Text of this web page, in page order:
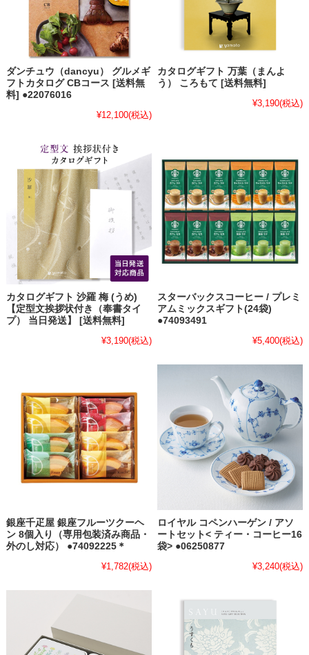
ダンチュウ（dancyu） グルメギ
フトカタログ CBコース [送料無
料] ●22076016
¥12,100(税込)
カタログギフト 万葉（まんよ
う） ころもて [送料無料]
¥3,190(税込)
カタログギフト 沙羅 梅 (うめ)
【定型文挨拶状付き（奉書タイ
プ） 当日発送】 [送料無料]
¥3,190(税込)
スターバックスコーヒー / プレミ
アムミックスギフト(24袋)
●74093491
¥5,400(税込)
銀座千疋屋 銀座フルーツクーヘ
ン 8個入り（専用包装済み商品・
外のし対応） ●74092225＊
¥1,782(税込)
ロイヤル コペンハーゲン / アソ
ートセット< ティー・コーヒー16
袋> ●06250877
¥3,240(税込)